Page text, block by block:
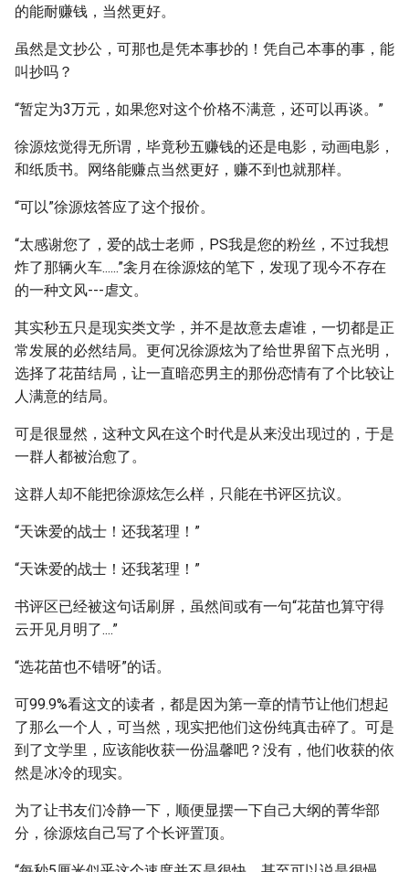
的能耐赚钱，当然更好。
虽然是文抄公，可那也是凭本事抄的！凭自己本事的事，能
叫抄吗？
“暂定为3万元，如果您对这个价格不满意，还可以再谈。”
徐源炫觉得无所谓，毕竟秒五赚钱的还是电影，动画电影，
和纸质书。网络能赚点当然更好，赚不到也就那样。
“可以”徐源炫答应了这个报价。
“太感谢您了，爱的战士老师，PS我是您的粉丝，不过我想
炸了那辆火车......”衾月在徐源炫的笔下，发现了现今不存在
的一种文风---虐文。
其实秒五只是现实类文学，并不是故意去虐谁，一切都是正
常发展的必然结局。更何况徐源炫为了给世界留下点光明，
选择了花苗结局，让一直暗恋男主的那份恋情有了个比较让
人满意的结局。
可是很显然，这种文风在这个时代是从来没出现过的，于是
一群人都被治愈了。
这群人却不能把徐源炫怎么样，只能在书评区抗议。
“天诛爱的战士！还我茗理！”
“天诛爱的战士！还我茗理！”
书评区已经被这句话刷屏，虽然间或有一句“花苗也算守得
云开见月明了....”
“选花苗也不错呀”的话。
可99.9%看这文的读者，都是因为第一章的情节让他们想起
了那么一个人，可当然，现实把他们这份纯真击碎了。可是
到了文学里，应该能收获一份温馨吧？没有，他们收获的依
然是冰冷的现实。
为了让书友们冷静一下，顺便显摆一下自己大纲的菁华部
分，徐源炫自己写了个长评置顶。